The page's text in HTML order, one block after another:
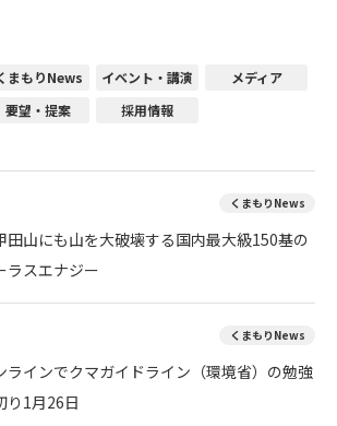
まもりNews イベント・講演
メディア
要望・提案
採用情報
くまもりNews
田山にも山を大破壊する国内最大級150基の
ラスエナジー
くまもりNews
ラインでクマガイドライン（環境省）の勉強
1月26日